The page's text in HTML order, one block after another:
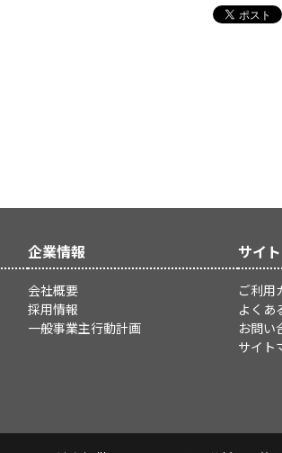
企業情報
会社概要
採用情報
一般事業主行動計画
サイ
ご利用
よくあ
お問い
サイト